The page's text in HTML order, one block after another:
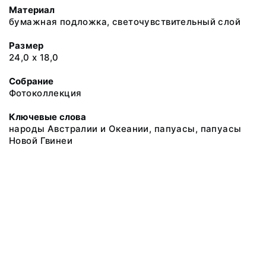
Материал
бумажная подложка, светочувствительный слой
Размер
24,0 х 18,0
Собрание
Фотоколлекция
Ключевые слова
народы Австралии и Океании, папуасы, папуасы
Новой Гвинеи